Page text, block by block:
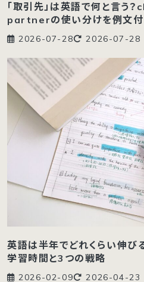
「取引先」は英語で何と言う
partnerの使い分けを例文付
2026-07-28 2026-07-28
英語は半年でどれくらい伸び
学習時間と3つの戦略
2026-02-09 2026-04-23